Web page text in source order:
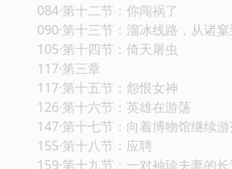
084·第十二节：你闯祸了
090·第十三节：溜冰线路，从诸
105·第十四节：倚天屠虫
117·第三章
117·第十五节：怨恨女神
126·第十六节：英雄在游荡
147·第十七节：向着博物馆继续
155·第十八节：应聘
159·第十九节：一对袖珍夫妻的